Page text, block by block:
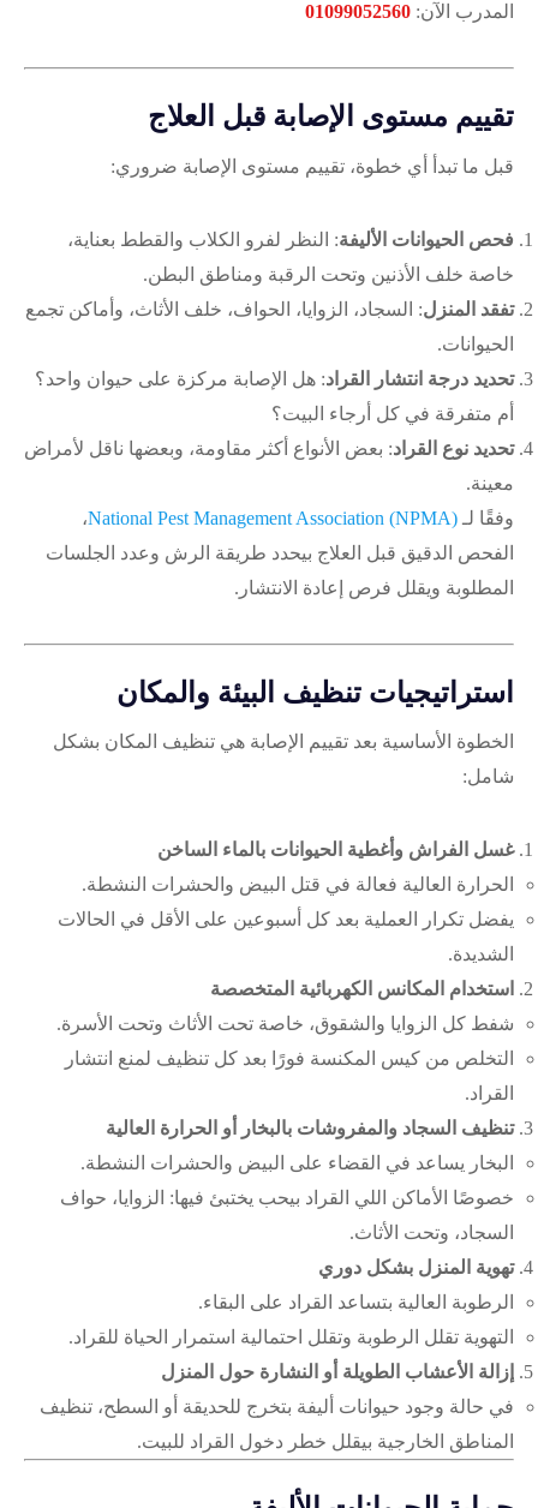
المدرب الآن: 01099052560
تقييم مستوى الإصابة قبل العلاج
قبل ما تبدأ أي خطوة، تقييم مستوى الإصابة ضروري:
فحص الحيوانات الأليفة: النظر لفرو الكلاب والقطط بعناية،
خاصة خلف الأذنين وتحت الرقبة ومناطق البطن.
تفقد المنزل: السجاد، الزوايا، الحواف، خلف الأثاث، وأماكن تجمع
الحيوانات.
تحديد درجة انتشار القراد: هل الإصابة مركزة على حيوان واحد؟
أم متفرقة في كل أرجاء البيت؟
تحديد نوع القراد: بعض الأنواع أكثر مقاومة، وبعضها ناقل لأمراض
معينة.
وفقًا لـ National Pest Management Association (NPMA)،
الفحص الدقيق قبل العلاج بيحدد طريقة الرش وعدد الجلسات
المطلوبة ويقلل فرص إعادة الانتشار.
استراتيجيات تنظيف البيئة والمكان
الخطوة الأساسية بعد تقييم الإصابة هي تنظيف المكان بشكل
شامل:
غسل الفراش وأغطية الحيوانات بالماء الساخن
الحرارة العالية فعالة في قتل البيض والحشرات النشطة.
يفضل تكرار العملية بعد كل أسبوعين على الأقل في الحالات
الشديدة.
استخدام المكانس الكهربائية المتخصصة
شفط كل الزوايا والشقوق، خاصة تحت الأثاث وتحت الأسرة.
التخلص من كيس المكنسة فورًا بعد كل تنظيف لمنع انتشار
القراد.
تنظيف السجاد والمفروشات بالبخار أو الحرارة العالية
البخار يساعد في القضاء على البيض والحشرات النشطة.
خصوصًا الأماكن اللي القراد بيحب يختبئ فيها: الزوايا، حواف
السجاد، وتحت الأثاث.
تهوية المنزل بشكل دوري
الرطوبة العالية بتساعد القراد على البقاء.
التهوية تقلل الرطوبة وتقلل احتمالية استمرار الحياة للقراد.
إزالة الأعشاب الطويلة أو النشارة حول المنزل
في حالة وجود حيوانات أليفة بتخرج للحديقة أو السطح، تنظيف
المناطق الخارجية بيقلل خطر دخول القراد للبيت.